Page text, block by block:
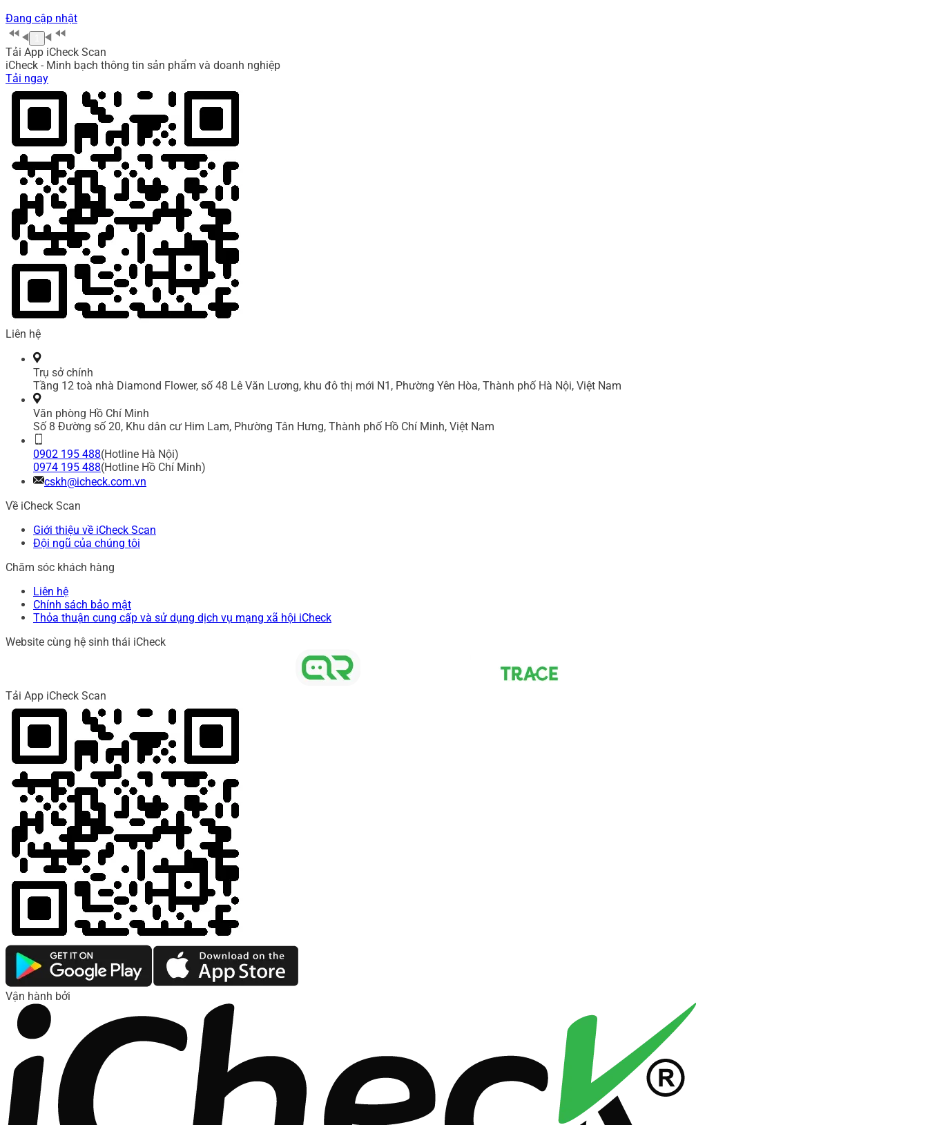
Đang cập nhật
Tải App iCheck Scan
iCheck - Minh bạch thông tin sản phẩm và doanh nghiệp
Tải ngay
Liên hệ
Trụ sở chính
Tầng 12 toà nhà Diamond Flower, số 48 Lê Văn Lương, khu đô thị mới N1, Phường Yên Hòa, Thành phố Hà Nội, Việt Nam
Văn phòng Hồ Chí Minh
Số 8 Đường số 20, Khu dân cư Him Lam, Phường Tân Hưng, Thành phố Hồ Chí Minh, Việt Nam
0902 195 488(Hotline Hà Nội)
0974 195 488(Hotline Hồ Chí Minh)
cskh@icheck.com.vn
Về iCheck Scan
Giới thiệu về iCheck Scan
Đội ngũ của chúng tôi
Chăm sóc khách hàng
Liên hệ
Chính sách bảo mật
Thỏa thuận cung cấp và sử dụng dịch vụ mạng xã hội iCheck
Website cùng hệ sinh thái iCheck
Tải App iCheck Scan
Vận hành bởi